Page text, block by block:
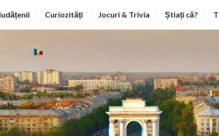
Curiozități Jocuri & Trivia Știați că?